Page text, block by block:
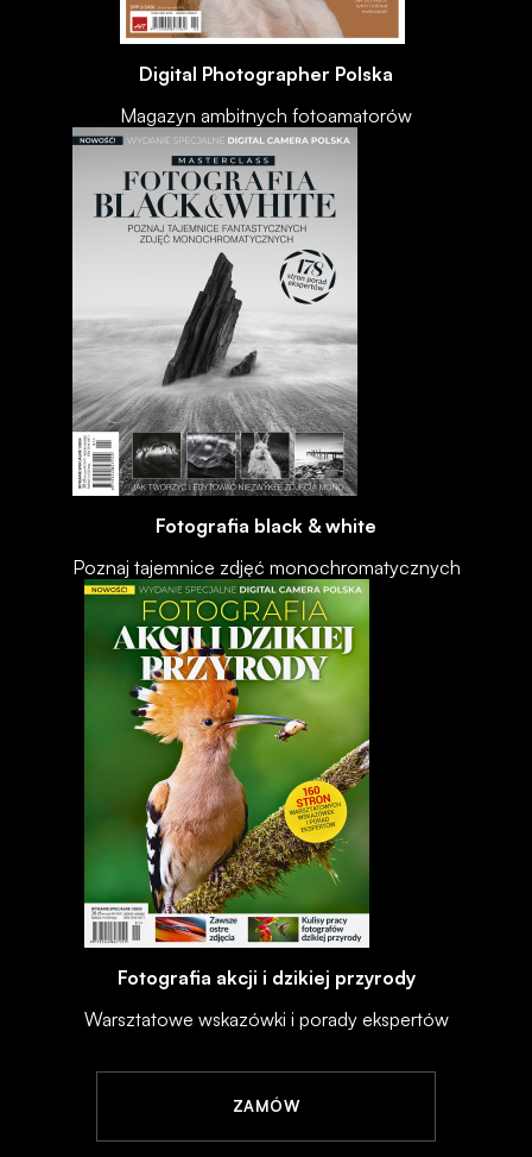
Digital Photographer Polska
Magazyn ambitnych fotoamatorów
Fotografia black & white
Poznaj tajemnice zdjęć monochromatycznych
Fotografia akcji i dzikiej przyrody
Warsztatowe wskazówki i porady ekspertów
ZAMÓW